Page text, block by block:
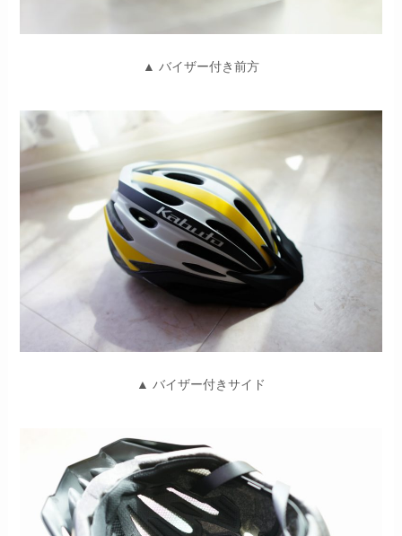
▲ バイザー付き前方
▲ バイザー付きサイド